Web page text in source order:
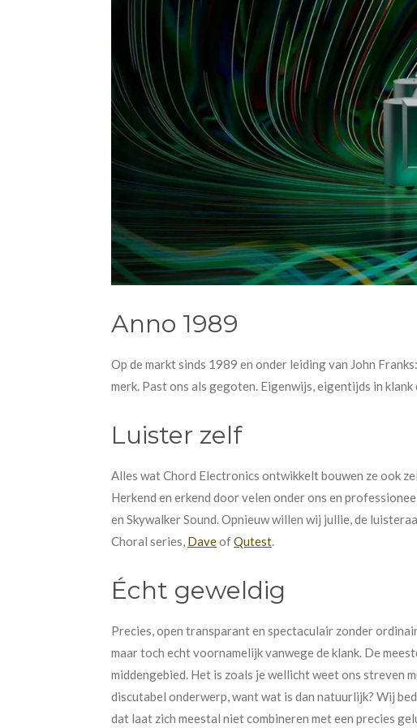
Anno 1989
Op de markt sinds 1989 en onder leiding van John
merk. Past ons als gegoten. Eigenwijs, eigentijds in
Luister zelf
Alles wat Chord Electronics ontwikkelt bouwen ze ook
Herkend en erkend door velen onder ons en
en Skywalker Sound. Opnieuw willen wij jullie, de
Choral series, DaveofQutest.
Écht geweldig
Precies, open transparant en spectaculair zonder
maar toch echt voornamelijk vanwege de klank. De
middengebied. Het is zoals je wellicht weet ons streven
discutabel onderwerp, want wat is dan natuurlijk? Wij
dat laat zich meestal niet combineren met een precies